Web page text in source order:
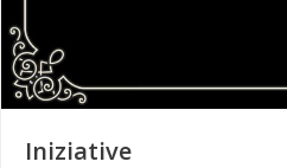
Iniziative